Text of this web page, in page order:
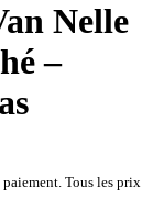
Nelle
–
Tous les prix